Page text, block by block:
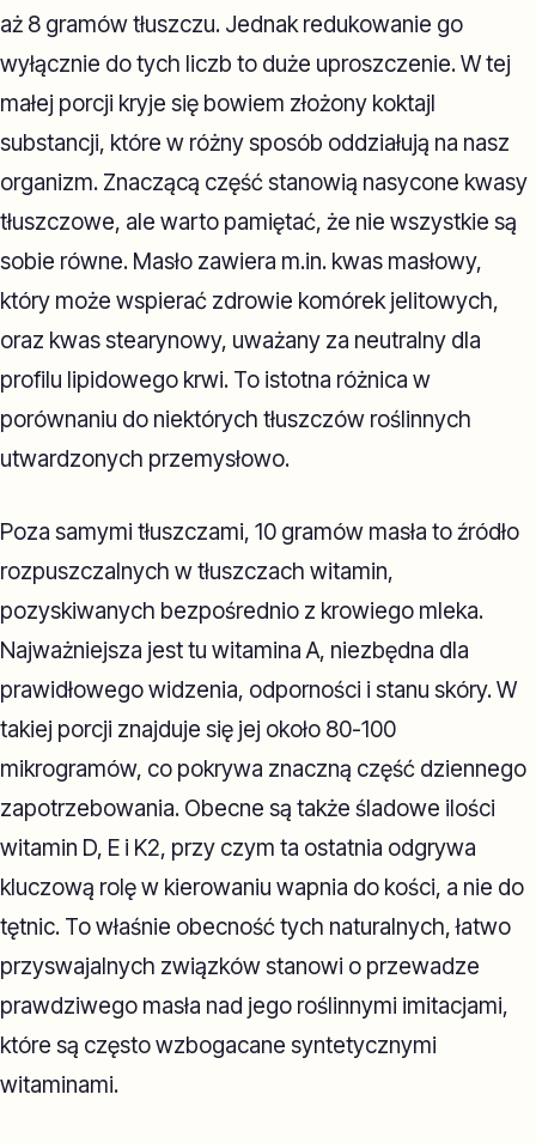
aż 8 gramów tłuszczu. Jednak redukowanie go
wyłącznie do tych liczb to duże uproszczenie. W tej
małej porcji kryje się bowiem złożony koktajl
substancji, które w różny sposób oddziałują na nasz
organizm. Znaczącą część stanowią nasycone kwasy
tłuszczowe, ale warto pamiętać, że nie wszystkie są
sobie równe. Masło zawiera m.in. kwas masłowy,
który może wspierać zdrowie komórek jelitowych,
oraz kwas stearynowy, uważany za neutralny dla
profilu lipidowego krwi. To istotna różnica w
porównaniu do niektórych tłuszczów roślinnych
utwardzonych przemysłowo.
Poza samymi tłuszczami, 10 gramów masła to źródło
rozpuszczalnych w tłuszczach witamin,
pozyskiwanych bezpośrednio z krowiego mleka.
Najważniejsza jest tu witamina A, niezbędna dla
prawidłowego widzenia, odporności i stanu skóry. W
takiej porcji znajduje się jej około 80-100
mikrogramów, co pokrywa znaczną część dziennego
zapotrzebowania. Obecne są także śladowe ilości
witamin D, E i K2, przy czym ta ostatnia odgrywa
kluczową rolę w kierowaniu wapnia do kości, a nie do
tętnic. To właśnie obecność tych naturalnych, łatwo
przyswajalnych związków stanowi o przewadze
prawdziwego masła nad jego roślinnymi imitacjami,
które są często wzbogacane syntetycznymi
witaminami.